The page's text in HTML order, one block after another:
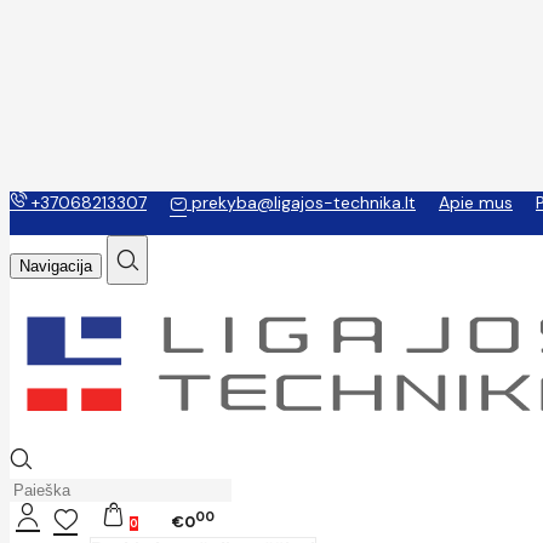
+37068213307 prekyba@ligajos-technika.lt Apie mus
Navigacija
0 €000